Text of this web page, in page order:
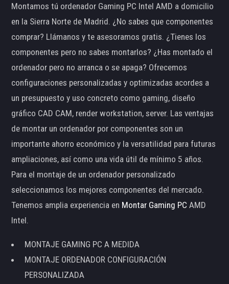
Montamos tú ordenador Gaming PC Intel AMD a domicilio
en la Sierra Norte de Madrid. ¿No sabes que componentes
comprar? Llámanos y te asesoramos gratis. ¿Tienes los
componentes pero no sabes montarlos? ¿Has montado el
ordenador pero no arranca o se apaga? Ofrecemos
configuraciones personalizadas y optimizadas acordes a
un presupuesto y uso concreto como gaming, diseño
gráfico CAD CAM, render workstation, server. Las ventajas
de montar un ordenador por componentes son un
importante ahorro económico y la versatilidad para futuras
ampliaciones, así como una vida útil de mínimo 5 años.
Para el montaje de un ordenador personalizado
seleccionamos los mejores componentes del mercado.
Tenemos amplia experiencia en Montar Gaming PC AMD
Intel.
MONTAJE GAMING PC A MEDIDA
MONTAJE ORDENADOR CONFIGURACIÓN
PERSONALIZADA